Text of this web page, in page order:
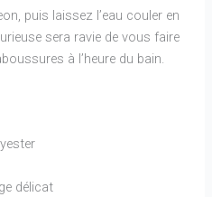
puis laissez l’eau couler en
sera ravie de vous faire
à l’heure du bain.
délicat